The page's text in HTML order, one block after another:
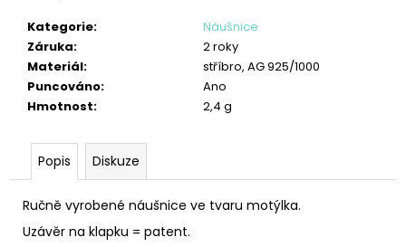
Kategorie:
Náušnice
Záruka:
2 roky
Materiál:
stříbro, AG 925/1000
Puncováno:
Ano
Hmotnost: 2,4 g
Popis Diskuze
Ručně vyrobené náušnice ve tvaru motýlka.
Uzávěr na klapku = patent.
PŘÍVĚSEK
ANDĚL
LÁSKY
Kč